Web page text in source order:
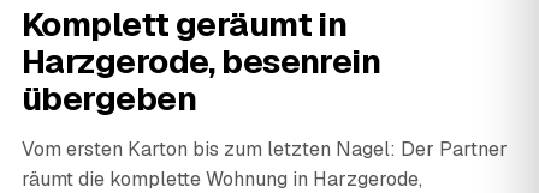
Komplett geräumt in
Harzgerode, besenrein
übergeben
Vom ersten Karton bis zum letzten Nagel: Der Partner
räumt die komplette Wohnung in Harzgerode,